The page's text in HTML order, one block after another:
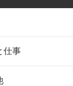
仕事